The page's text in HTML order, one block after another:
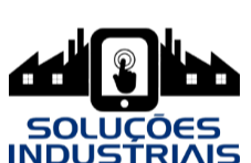
tempo e recursos.
manutenção de
automatizados
regular para operar de